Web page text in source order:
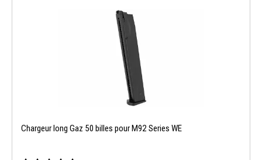
Chargeur long Gaz 50 billes pour M92 Series WE